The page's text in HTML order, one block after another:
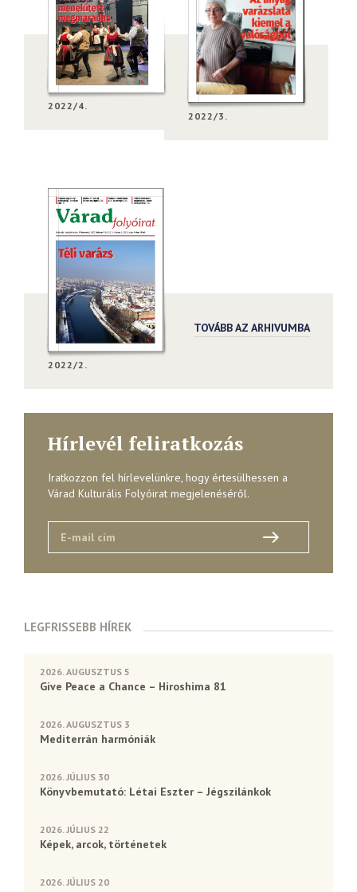
2022/4.
2022/3.
2022/2.
TOVÁBB AZ ARHIVUMBA
Hírlevél feliratkozás
Iratkozzon fel hírlevelünkre, hogy értesülhessen a
Várad Kulturális Folyóirat megjelenéséről.
LEGFRISSEBB HÍREK
2026. AUGUSZTUS 5
Give Peace a Chance – Hiroshima 81
2026. AUGUSZTUS 3
Mediterrán harmóniák
2026. JÚLIUS 30
Könyvbemutató: Létai Eszter – Jégszilánkok
2026. JÚLIUS 22
Képek, arcok, történetek
2026. JÚLIUS 20